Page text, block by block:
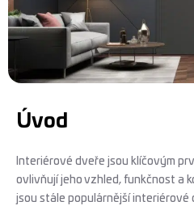
Úvod
Interiérové ​​dveře jsou klíčovým
ovlivňují jeho vzhled, funkčnost a
jsou stále populárnější interiérové